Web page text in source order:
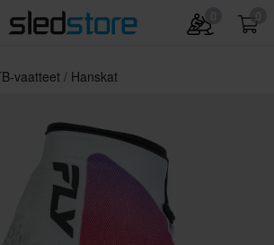
vaatteet Hanskat